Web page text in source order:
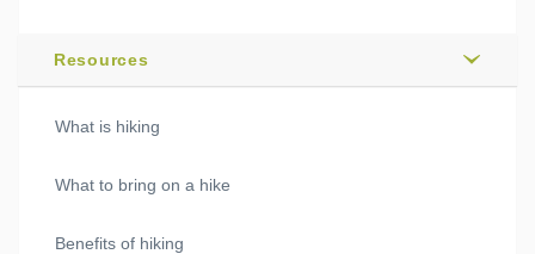
Resources
What is hiking
What to bring on a hike
Benefits of hiking